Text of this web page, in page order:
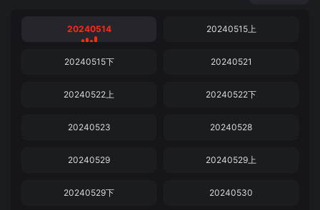
20240514 20240515上
20240515下 20240521
20240522上 20240522下
20240523 20240528
20240529 20240529上
20240529下 20240530